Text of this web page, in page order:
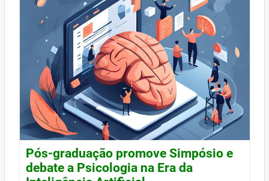
Pós-graduação promove Simpósio e
debate a Psicologia na Era da